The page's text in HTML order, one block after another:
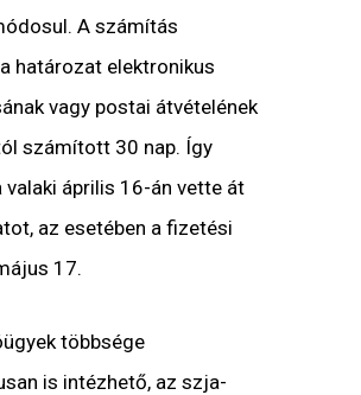
A számítás
határozat elektronikus
vagy postai átvételének
számított 30 nap. Így
valaki április 16-án vette át
az esetében a fizetési
17.
többsége
is intézhető, az szja-